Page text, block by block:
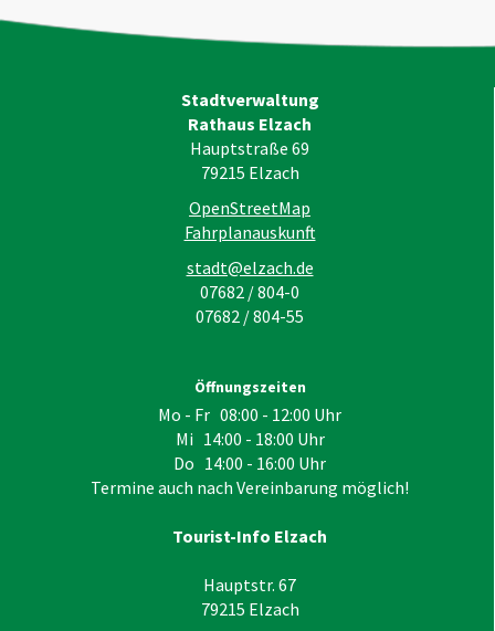
Stadtverwaltung
Rathaus Elzach
Hauptstraße 69
79215 Elzach
OpenStreetMap
Fahrplanauskunft
stadt@elzach.de
07682 / 804-0
07682 / 804-55
Öffnungszeiten
Mo - Fr 08:00 - 12:00 Uhr
Mi 14:00 - 18:00 Uhr
Do 14:00 - 16:00 Uhr
Termine auch nach Vereinbarung möglich!
Tourist-Info Elzach
Hauptstr. 67
79215 Elzach